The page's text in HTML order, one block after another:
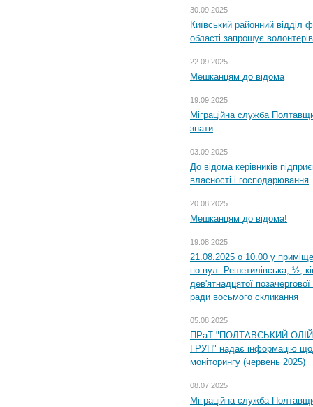
30.09.2025
Київський районний відділ
області запрошує
22.09.2025
Мешканцям до відома
19.09.2025
Міграційна служба
знати
03.09.2025
До відома керівників
власності і господарювання
20.08.2025
Мешканцям до відома!
19.08.2025
21.08.2025 о 10.00 у
по вул. Решетилівська, ½,
дев'ятнадцятої
ради восьмого скликання
05.08.2025
ПРаТ "ПОЛТАВСЬКИЙ
ГРУП" надає інформацію
моніторингу (червень 2025)
08.07.2025
Міграційна служба